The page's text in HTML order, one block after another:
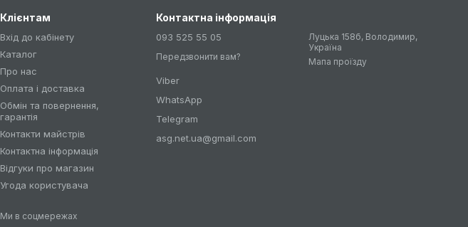
Клієнтам
Вхід до кабінету
Каталог
Про нас
Оплата і доставка
Обмін та повернення,
гарантія
Контакти майстрів
Контактна інформація
Відгуки про магазин
Угода користувача
Ми в соцмережах
Контактна інформація
093 525 55 05
Передзвонити вам?
Viber
WhatsApp
Telegram
asg.net.ua@gmail.com
Луцька 158б, Володимир,
Україна
Мапа проїзду